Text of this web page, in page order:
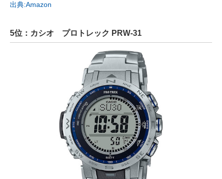
出典:Amazon
5位：カシオ プロトレック PRW-31